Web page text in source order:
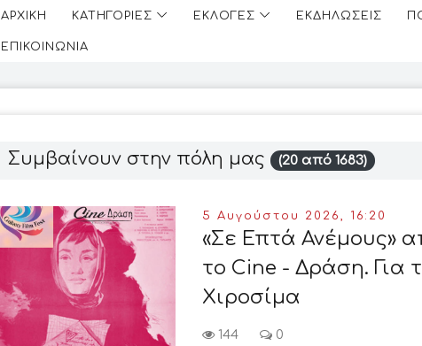
ΑΡΧΙΚΗ ΚΑΤΗΓΟΡΙΕΣ ΕΚΛΟΓΕΣ ΕΚΔΗΛΩΣΕΙΣ
ΕΠΙΚΟΙΝΩΝΙΑ
Συμβαίνουν στην πόλη μας (20 από 1683)
5 Αυγούστου 2026, 16:20
«Σε Επτά Ανέμους»
το Cine - Δράση. Για
Χιροσίμα
144 0